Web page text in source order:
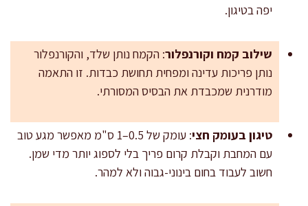
יפה בטיגון.
שילוב קמח וקורנפלור: הקמח נותן שלד, והקורנפלור
נותן פריכות עדינה ומפחית תחושת כבדות. זו התאמה
מודרנית שמכבדת את הבסיס המסורתי.
טיגון בעומק חצי
: עומק של 0.5–1 ס"מ מאפשר מגע טוב
עם המחבת וקבלת קרום פריך בלי לספוג יותר מדי שמן.
חשוב לעבוד בחום בינוני-גבוה ולא למהר.